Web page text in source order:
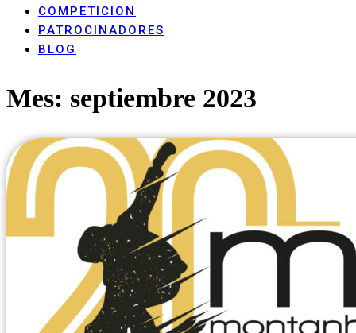
COMPETICION
PATROCINADORES
BLOG
Mes: septiembre 2023